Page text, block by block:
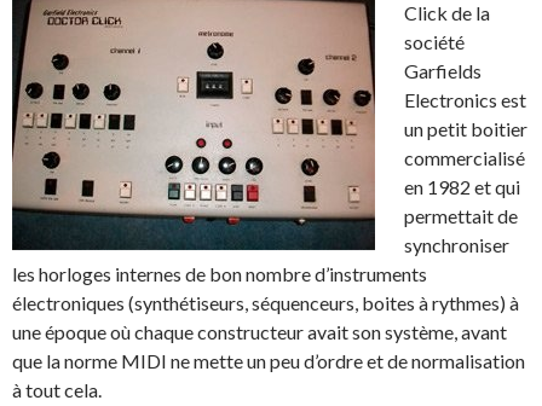
Click de la
société
Garfields
Electronics est
un petit boitier
commercialisé
en 1982 et qui
permettait de
synchroniser
les horloges internes de bon nombre d’instruments
électroniques (synthétiseurs, séquenceurs, boites à rythmes) à
une époque où chaque constructeur avait son système, avant
que la norme MIDI ne mette un peu d’ordre et de normalisation
à tout cela.